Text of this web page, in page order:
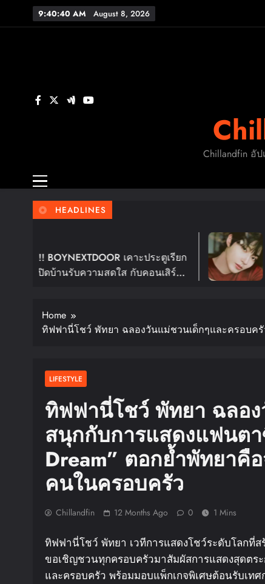
9:40:41 AM August 8, 2026
Chillandfin อั
HEADLINES
เคาะประตูเรียก
รับความสดใส กับคอนเสิร์ต
5 Days Ago
ฮวังอินยอบ
อีกครั้งในงา
Home
ทิฟฟานี่โชว์ พัทยา ฉลองวันแม่ชวนเด็กๆและครอบครั
LIFESTYLE
ทิฟฟานี่โชว์ พัทยา ฉลอ
สนุกกับการแสดงแฟนต
Dream” ตอกย้ำพัทยาคื
คนในครอบครัว
Chillandfin 12 Months Ago 0 1 Mins
ทิฟฟานี่โชว์ พัทยา เวทีการแสดงโชว์ระดับโลกที่ส
ขอเชิญชวนทุกครอบครัวมาสัมผัสการแสดงสุดตร
และครอบครัว พร้อมมอบแพ็กเกจพิเศษต้อนรับเท